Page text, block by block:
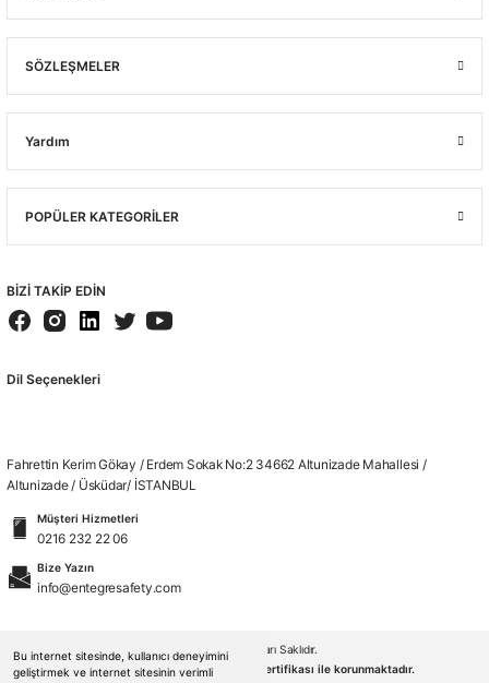
Bu internet sitesinde, kullanıcı deneyimini
geliştirmek ve internet sitesinin verimli
SÖZLEŞMELER
Yardım
POPÜLER KATEGORİLER
BİZİ TAKİP EDİN
Dil Seçenekleri
Fahrettin Kerim Gökay / Erdem Sokak No:2 34662 Altunizade Mahallesi /
Altunizade / Üsküdar/ İSTANBUL
Müşteri Hizmetleri
0216 232 22 06
Bize Yazın
info@entegresafety.com
© 2026. Tüm Hakları Saklıdır.
Kredi kartı bilgileriniz 256bit SSL sertifikası ile korunmaktadır.